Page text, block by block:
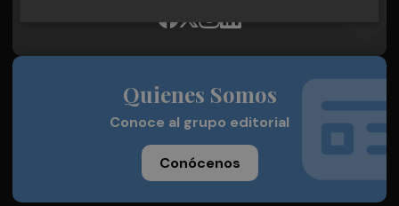
Quienes Somos
Conoce al grupo editorial
Conócenos